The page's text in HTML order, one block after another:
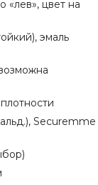
«лев», цвет на
эмаль
Securemme